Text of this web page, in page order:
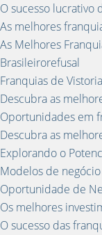
O sucesso lucrativo
As melhores
As Melhores
Brasileirorefusal
Franquias de
Descubra as
Oportunidades em
Descubra as
Explorando o
Modelos de
Oportunidade de
Os melhores
O sucesso das